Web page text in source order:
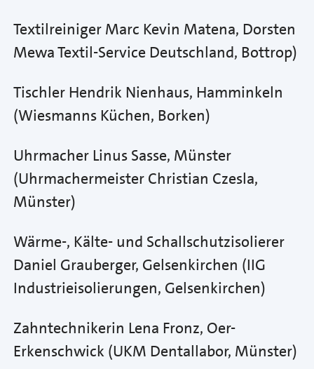
Textilreiniger Marc Kevin Matena, Dorsten
Mewa Textil-Service Deutschland, Bottrop)
Tischler Hendrik Nienhaus, Hamminkeln
(Wiesmanns Küchen, Borken)
Uhrmacher Linus Sasse, Münster
(Uhrmachermeister Christian Czesla,
Münster)
Wärme-, Kälte- und Schallschutzisolierer
Daniel Grauberger, Gelsenkirchen (IIG
Industrieisolierungen, Gelsenkirchen)
Zahntechnikerin Lena Fronz, Oer-
Erkenschwick (UKM Dentallabor, Münster)